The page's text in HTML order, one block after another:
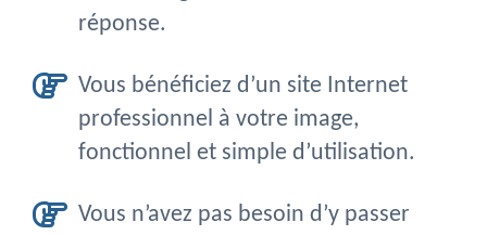
réponse.
Vous bénéficiez d’un site Internet
professionnel à votre image,
fonctionnel et simple d’utilisation.
Vous n’avez pas besoin d’y passer